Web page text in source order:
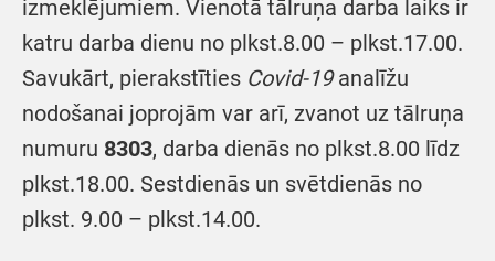
izmeklējumiem. Vienotā tālruņa darba laiks ir
katru darba dienu no plkst.8.00 – plkst.17.00.
Savukārt, pierakstīties Covid-19analīžu
nodošanai joprojām var arī, zvanot uz tālruņa
numuru 8303, darba dienās no plkst.8.00 līdz
plkst.18.00. Sestdienās un svētdienās no
plkst. 9.00 – plkst.14.00.